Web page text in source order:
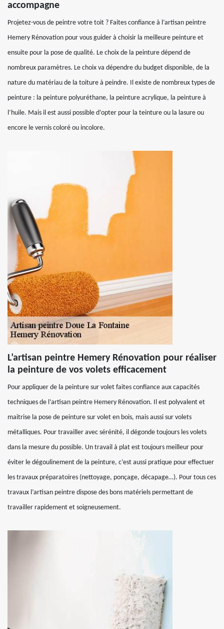
accompagne
Projetez-vous de peintre votre toit ? Faites confiance à l’artisan peintre
Hemery Rénovation pour vous guider à choisir la meilleure peinture et
ensuite pour la pose de qualité. Le choix de la peinture dépend de
nombreux paramètres. Le choix va dépendre du budget disponible, de la
nature du matériau de la toiture à peindre. Il existe de nombreux types de
peinture : la peinture polyuréthane, la peinture acrylique, la peinture à
l’huile. Mais il est aussi possible d’opter pour la teinture ou la lasure ou
encore le vernis coloré ou incolore.
L’artisan peintre Hemery Rénovation pour réaliser
la peinture de vos volets efficacement
Pour appliquer de la peinture sur volet faites confiance aux capacités
techniques de l’artisan peintre Hemery Rénovation. Il est polyvalent et
maitrise la pose de peinture sur volet en bois, mais aussi sur volets
métalliques. Pour travailler avec sérénité, il dégonde toujours les volets
dans la mesure du possible. Un travail à plat est toujours meilleur pour
éviter le dégoulinement de la peinture, c’est aussi pratique pour effectuer
les travaux préparatoires (nettoyage, ponçage, décapage…). Pour tous ces
travaux l’artisan peintre dispose des bons matériels permettant de
travailler rapidement et soigneusement.